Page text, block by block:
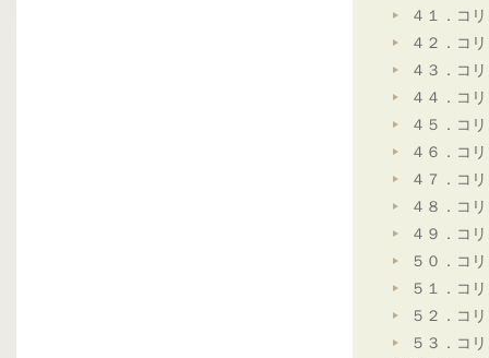
４１．コ
４２．コ
４３．コ
４４．コ
４５．コ
４６．コ
４７．コ
４８．コ
４９．コ
５０．コ
５１．コ
５２．コ
５３．コ